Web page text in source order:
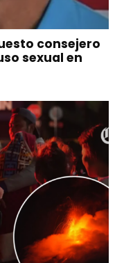
consejero
sexual en